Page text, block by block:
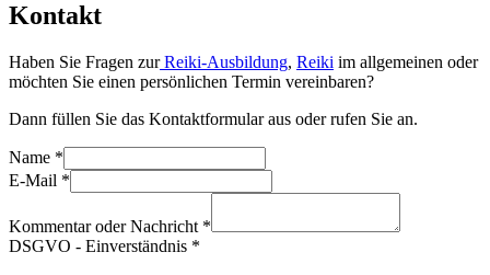
Kontakt
Haben Sie Fragen zurReiki-Ausbildung, Reiki im allgemeinen oder
möchten Sie einen persönlichen Termin vereinbaren?
Dann füllen Sie das Kontaktformular aus oder rufen Sie an.
Name *
E-Mail *
Kommentar oder Nachricht *
DSGVO - Einverständnis *